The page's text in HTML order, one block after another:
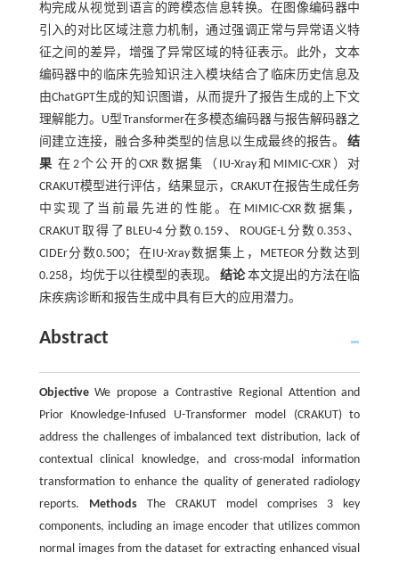
构完成从视觉到语言的跨模态信息转换。在图像编码器中
引入的对比区域注意力机制，通过强调正常与异常语义特
征之间的差异，增强了异常区域的特征表示。此外，文本
编码器中的临床先验知识注入模块结合了临床历史信息及
由ChatGPT生成的知识图谱，从而提升了报告生成的上下文
理解能力。U型Transformer在多模态编码器与报告解码器之
间建立连接，融合多种类型的信息以生成最终的报告。结
果 在2个公开的CXR数据集（IU-Xray和MIMIC-CXR）对
CRAKUT模型进行评估，结果显示，CRAKUT在报告生成任务
中实现了当前最先进的性能。在MIMIC-CXR数据集，
CRAKUT取得了BLEU-4分数0.159、ROUGE-L分数0.353、
CIDEr分数0.500；在IU-Xray数据集上，METEOR分数达到
0.258，均优于以往模型的表现。结论本文提出的方法在临
床疾病诊断和报告生成中具有巨大的应用潜力。
Abstract
ObjectiveWe propose a Contrastive Regional Attention and
Prior Knowledge-Infused U-Transformer model (CRAKUT) to
address the challenges of imbalanced text distribution, lack of
contextual clinical knowledge, and cross-modal information
transformation to enhance the quality of generated radiology
reports. MethodsThe CRAKUT model comprises 3 key
components, including an image encoder that utilizes common
normal images from the dataset for extracting enhanced visual